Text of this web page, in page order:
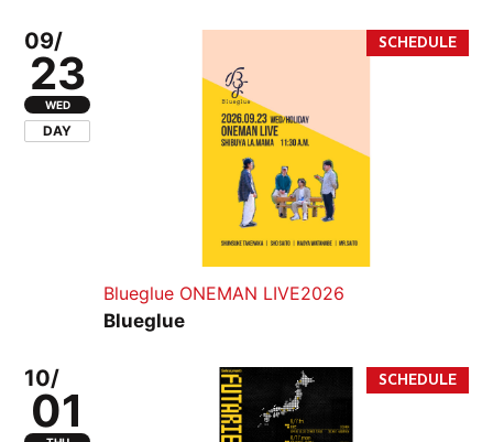
09/
23
WED
DAY
Blueglue ONEMAN LIVE2026
Blueglue
10/
01